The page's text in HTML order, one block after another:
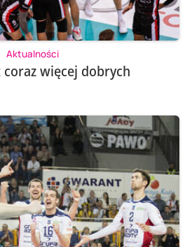
Aktualności
więcej dobrych